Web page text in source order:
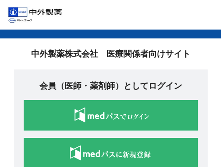
中外製薬株式会社 医療関係者向けサイト
会員（医師・薬剤師）としてログイン